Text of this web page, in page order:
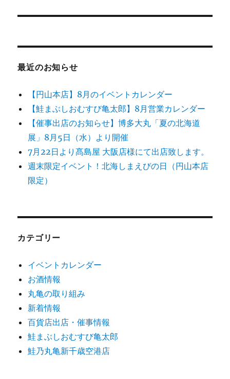
ン
最近のお知らせ
【円山本店】8月のイベントカレンダー
【鮭まぶしおむすび亀太郎】8月営業カレンダー
【催事出店のお知らせ】博多大丸「夏の北海道
展」8月5日（水）より開催
7月22日より髙島屋 大阪店様にて出店致します。
週末限定イベント！北海しまえびの日（円山本店
限定）
カテゴリー
イベントカレンダー
お酒情報
丸亀の取り組み
新着情報
百貨店出店・催事情報
鮭まぶしおむすび亀太郎
鮭乃丸亀新千歳空港店